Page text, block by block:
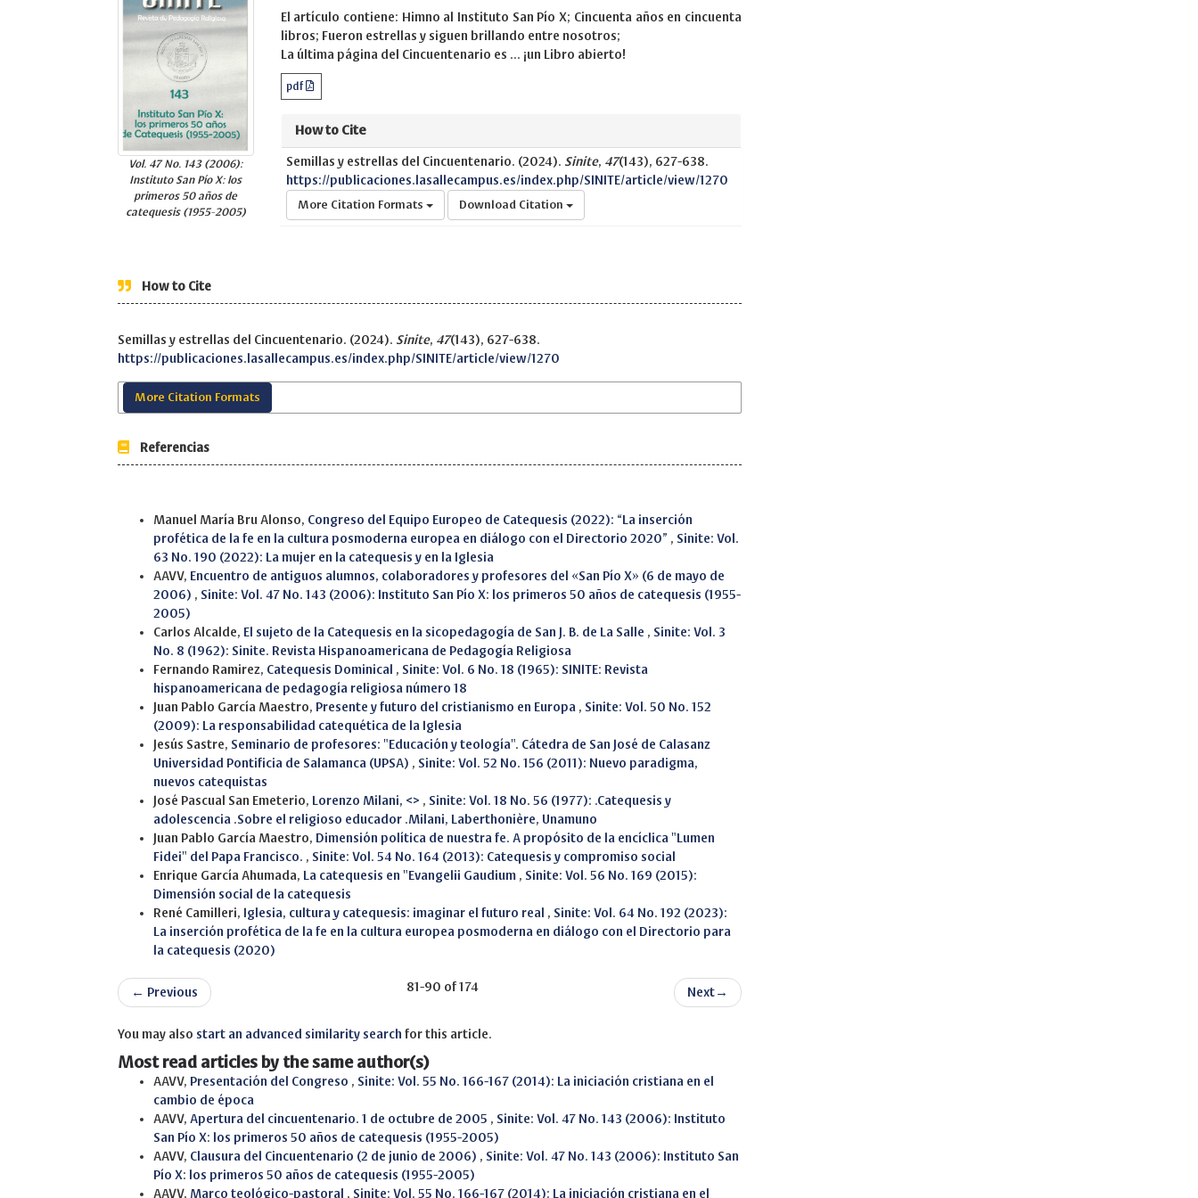
Vol. 47 No. 143 (2006):
Instituto San Pío X: los
primeros 50 años de
catequesis (1955-2005)
El artículo contiene: Himno al Instituto San Pío X; Cincuenta años en cincuenta
libros; Fueron estrellas y siguen brillando entre nosotros;
La última página del Cincuentenario es ... ¡un Libro abierto!
pdf
How to Cite
Semillas y estrellas del Cincuentenario. (2024). Sinite, 47(143), 627-638.
https://publicaciones.lasallecampus.es/index.php/SINITE/article/view/1270
More Citation Formats Download Citation
How to Cite
Semillas y estrellas del Cincuentenario. (2024). Sinite, 47(143), 627-638.
https://publicaciones.lasallecampus.es/index.php/SINITE/article/view/1270
More Citation Formats
Referencias
Manuel María Bru Alonso, Congreso del Equipo Europeo de Catequesis (2022): “La inserción
profética de la fe en la cultura posmoderna europea en diálogo con el Directorio 2020” , Sinite: Vol.
63 No. 190 (2022): La mujer en la catequesis y en la Iglesia
AAVV, Encuentro de antiguos alumnos, colaboradores y profesores del «San Pío X» (6 de mayo de
2006) , Sinite: Vol. 47 No. 143 (2006): Instituto San Pío X: los primeros 50 años de catequesis (1955-
2005)
Carlos Alcalde, El sujeto de la Catequesis en la sicopedagogía de San J. B. de La Salle , Sinite: Vol. 3
No. 8 (1962): Sinite. Revista Hispanoamericana de Pedagogía Religiosa
Fernando Ramirez, Catequesis Dominical , Sinite: Vol. 6 No. 18 (1965): SINITE: Revista
hispanoamericana de pedagogía religiosa número 18
Juan Pablo García Maestro, Presente y futuro del cristianismo en Europa , Sinite: Vol. 50 No. 152
(2009): La responsabilidad catequética de la Iglesia
Jesús Sastre, Seminario de profesores: "Educación y teología". Cátedra de San José de Calasanz
Universidad Pontificia de Salamanca (UPSA) , Sinite: Vol. 52 No. 156 (2011): Nuevo paradigma,
nuevos catequistas
José Pascual San Emeterio, Lorenzo Milani, <> , Sinite: Vol. 18 No. 56 (1977): .Catequesis y
adolescencia .Sobre el religioso educador .Milani, Laberthonière, Unamuno
Juan Pablo García Maestro, Dimensión política de nuestra fe. A propósito de la encíclica "Lumen
Fidei" del Papa Francisco. , Sinite: Vol. 54 No. 164 (2013): Catequesis y compromiso social
Enrique García Ahumada, La catequesis en "Evangelii Gaudium , Sinite: Vol. 56 No. 169 (2015):
Dimensión social de la catequesis
René Camilleri, Iglesia, cultura y catequesis: imaginar el futuro real , Sinite: Vol. 64 No. 192 (2023):
La inserción profética de la fe en la cultura europea posmoderna en diálogo con el Directorio para
la catequesis (2020)
← Previous 81-90 of 174 Next →
You may also start an advanced similarity search for this article.
Most read articles by the same author(s)
AAVV, Presentación del Congreso , Sinite: Vol. 55 No. 166-167 (2014): La iniciación cristiana en el
cambio de época
AAVV, Apertura del cincuentenario. 1 de octubre de 2005 , Sinite: Vol. 47 No. 143 (2006): Instituto
San Pío X: los primeros 50 años de catequesis (1955-2005)
AAVV, Clausura del Cincuentenario (2 de junio de 2006) , Sinite: Vol. 47 No. 143 (2006): Instituto San
Pío X: los primeros 50 años de catequesis (1955-2005)
AAVV, Marco teológico-pastoral , Sinite: Vol. 55 No. 166-167 (2014): La iniciación cristiana en el